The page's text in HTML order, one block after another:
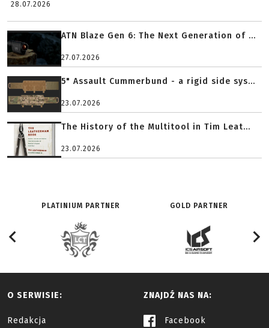
28.07.2026
ATN Blaze Gen 6: The Next Generation of ...
27.07.2026
5" Assault Cummerbund - a rigid side sys...
23.07.2026
The History of the Multitool in Tim Leat...
23.07.2026
PLATINIUM PARTNER GOLD PARTNER
O SERWISIE:
Redakcja
ZNAJDŹ NAS NA:
Facebook